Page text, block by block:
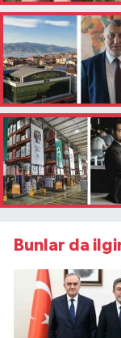
Bunlar da